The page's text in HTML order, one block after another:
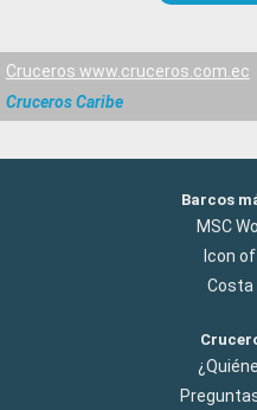
Cruceros www.cruceros.com.ec
Cruceros Caribe
Barcos
MSC
Icon
Costa